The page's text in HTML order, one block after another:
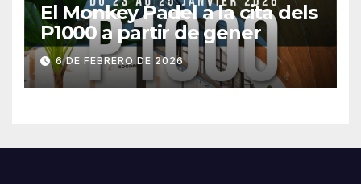
El Monkey Padel a la cita dels
P1000 a partir de gener
6 DE FEBRERO DE 2026